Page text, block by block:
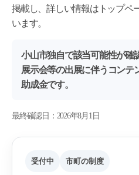
掲載し、詳しい情報はトップペ
います。
小山市独自で該当可能性が確
展示会等の出展に伴うコンテ
助成金です。
最終確認日：2026年8月1日
受付中 市町の制度